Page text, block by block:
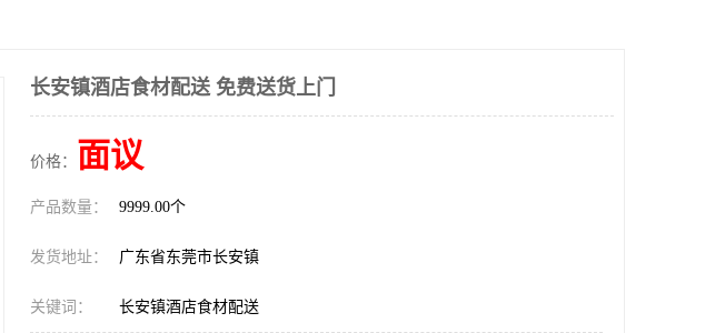
长安镇酒店食材配送 免费送货上门
价格： 面议
产品数量： 9999.00个
发货地址： 广东省东莞市长安镇
关键词： 长安镇酒店食材配送